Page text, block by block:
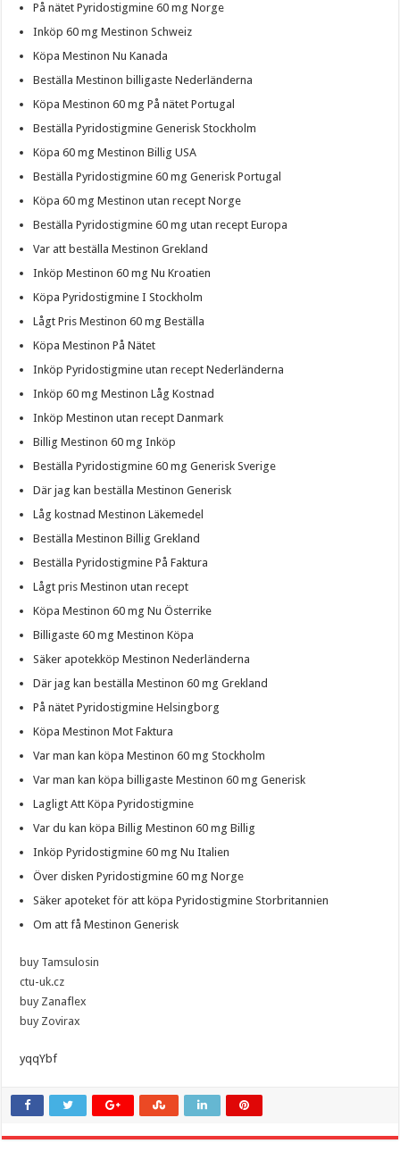
På nätet Pyridostigmine 60 mg Norge
Inköp 60 mg Mestinon Schweiz
Köpa Mestinon Nu Kanada
Beställa Mestinon billigaste Nederländerna
Köpa Mestinon 60 mg På nätet Portugal
Beställa Pyridostigmine Generisk Stockholm
Köpa 60 mg Mestinon Billig USA
Beställa Pyridostigmine 60 mg Generisk Portugal
Köpa 60 mg Mestinon utan recept Norge
Beställa Pyridostigmine 60 mg utan recept Europa
Var att beställa Mestinon Grekland
Inköp Mestinon 60 mg Nu Kroatien
Köpa Pyridostigmine I Stockholm
Lågt Pris Mestinon 60 mg Beställa
Köpa Mestinon På Nätet
Inköp Pyridostigmine utan recept Nederländerna
Inköp 60 mg Mestinon Låg Kostnad
Inköp Mestinon utan recept Danmark
Billig Mestinon 60 mg Inköp
Beställa Pyridostigmine 60 mg Generisk Sverige
Där jag kan beställa Mestinon Generisk
Låg kostnad Mestinon Läkemedel
Beställa Mestinon Billig Grekland
Beställa Pyridostigmine På Faktura
Lågt pris Mestinon utan recept
Köpa Mestinon 60 mg Nu Österrike
Billigaste 60 mg Mestinon Köpa
Säker apotekköp Mestinon Nederländerna
Där jag kan beställa Mestinon 60 mg Grekland
På nätet Pyridostigmine Helsingborg
Köpa Mestinon Mot Faktura
Var man kan köpa Mestinon 60 mg Stockholm
Var man kan köpa billigaste Mestinon 60 mg Generisk
Lagligt Att Köpa Pyridostigmine
Var du kan köpa Billig Mestinon 60 mg Billig
Inköp Pyridostigmine 60 mg Nu Italien
Över disken Pyridostigmine 60 mg Norge
Säker apoteket för att köpa Pyridostigmine Storbritannien
Om att få Mestinon Generisk
buy Tamsulosin
ctu-uk.cz
buy Zanaflex
buy Zovirax
yqqYbf